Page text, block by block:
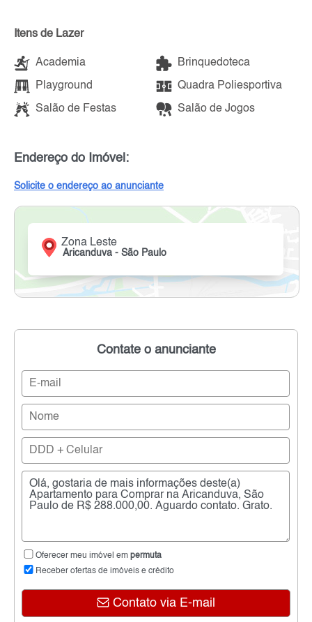
Itens de Lazer
Academia Brinquedoteca
Playground Quadra Poliesportiva
Salão de Festas Salão de Jogos
Endereço do Imóvel:
Solicite o endereço ao anunciante
Zona Leste
Aricanduva - São Paulo
Contate o anunciante
Oferecer meu imóvel em permuta
Receber ofertas de imóveis e crédito
Contato via E-mail